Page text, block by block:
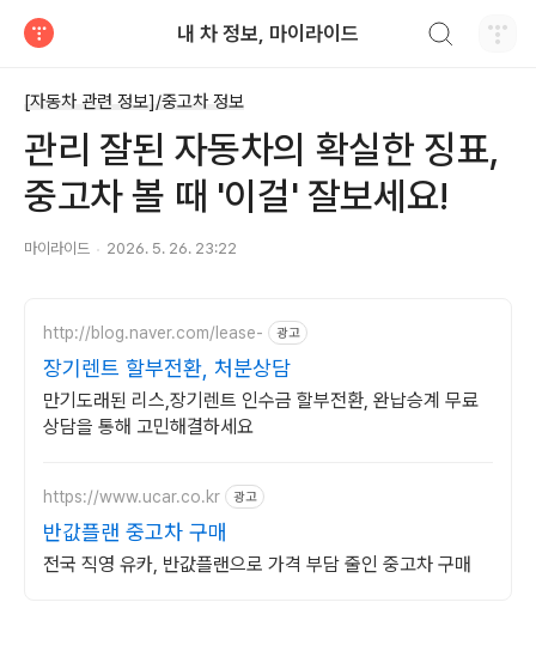
내 차 정보, 마이라이드
[자동차 관련 정보]/중고차 정보
관리 잘된 자동차의 확실한 징표,
중고차 볼 때 '이걸' 잘보세요!
마이라이드 2026. 5. 26. 23:22
http://blog.naver.com/lease- 광고
장기렌트 할부전환, 처분상담
만기도래된 리스,장기렌트 인수금 할부전환, 완납승계 무료
상담을 통해 고민해결하세요
https://www.ucar.co.kr 광고
반값플랜 중고차 구매
전국 직영 유카, 반값플랜으로 가격 부담 줄인 중고차 구매